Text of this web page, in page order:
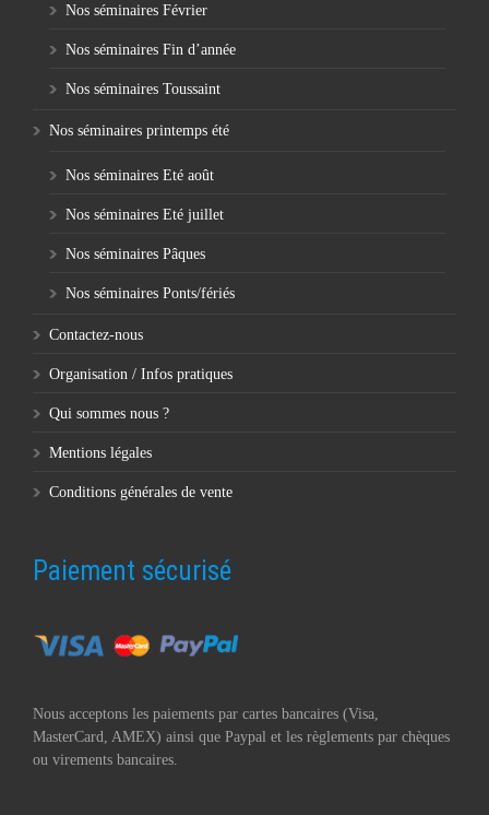
Nos séminaires Février
Nos séminaires Fin d’année
Nos séminaires Toussaint
Nos séminaires printemps été
Nos séminaires Eté août
Nos séminaires Eté juillet
Nos séminaires Pâques
Nos séminaires Ponts/fériés
Contactez-nous
Organisation / Infos pratiques
Qui sommes nous ?
Mentions légales
Conditions générales de vente
Paiement sécurisé
Nous acceptons les paiements par cartes bancaires (Visa,
MasterCard, AMEX) ainsi que Paypal et les règlements par chèques
ou virements bancaires.